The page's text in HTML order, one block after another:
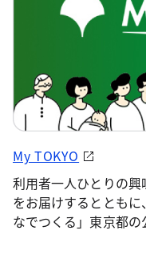
My TOKYO
利用者一人ひとりの
をお届けするととも
なでつくる」東京都の